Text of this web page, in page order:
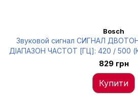
Bosch
Звуковой сигнал СИГНАЛ
ДІАПАЗОН ЧАСТОТ [ГЦ]: 420 / 500
Bosch 0 986 AH0
829 грн
Купити